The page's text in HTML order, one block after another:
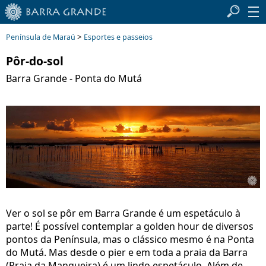
Península de Maraú > Esportes e passeios
Pôr-do-sol
Barra Grande - Ponta do Mutá
Ver o sol se pôr em Barra Grande é um espetáculo à
parte! É possível contemplar a golden hour de diversos
pontos da Península, mas o clássico mesmo é na Ponta
do Mutá. Mas desde o pier e em toda a praia da Barra